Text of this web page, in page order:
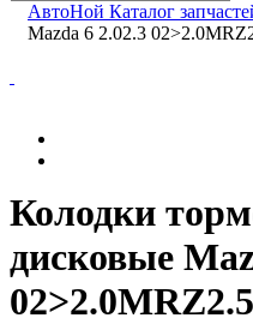
АвтоНой Каталог
Mazda 6 2.02.3
Колодки
дисковые